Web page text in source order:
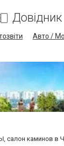
Довідник
Авто /
салон каминов в